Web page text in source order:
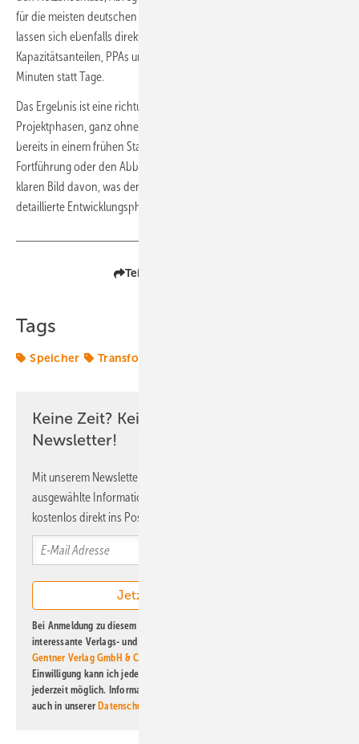
für die meisten deutschen Hybridprojekte eine gängige Praxis sind,
lassen sich ebenfalls direkt modellieren. Sensitivitätsanalysen zu
Kapazitätsanteilen, PPAs und Finanzannahmen dauern nur wenige
Minuten statt Tage.
Das Ergebnis ist eine richtungsweisende Analyse schon in frühen
Projektphasen, ganz ohne datenlastige Spezialtools. Teams können
bereits in einem frühen Stadium fundierte Entscheidungen über die
Fortführung oder den Abbruch eines Projekts treffen und mit einem
klaren Bild davon, was den Projektwert wirklich ausmacht, in die
detaillierte Entwicklungsphase übergehen.
Teilen
Tags
Speicher Transformation
Keine Zeit? Kein Problem mit dem ERE
Newsletter!
Mit unserem Newsletter erhalten Sie regelmäßig von uns
ausgewählte Informationen und Neuigkeiten, gebündelt und
kostenlos direkt ins Postfach.
Bei Anmeldung zu diesem Newsletter bin ich damit einverstanden, über
interessante Verlags- und Online-Angebote
Gentner Verlag GmbH & Co. KG
Einwilligung kann ich jederzeit widerrufen und eine Abmeldung ist
jederzeit möglich. Informationen zum Umgang mit Daten finden Sie
auch in unserer Datenschutzerklärung